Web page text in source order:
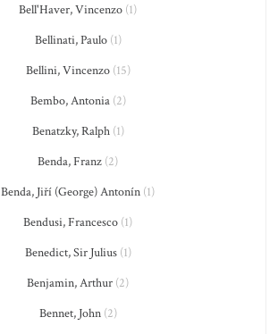
Bell'Haver, Vincenzo (1)
Bellinati, Paulo(1)
Bellini, Vincenzo(15)
Bembo, Antonia(2)
Benatzky, Ralph(1)
Benda, Franz (2)
Benda, Jiří (George) Antonín (1)
Bendusi, Francesco (1)
Benedict, Sir Julius(1)
Benjamin, Arthur (2)
Bennet, John(2)